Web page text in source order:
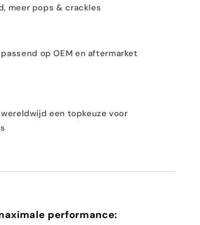
meer pops & crackles
op OEM en aftermarket
een topkeuze voor
performance: